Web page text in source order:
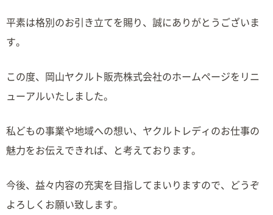
平素は格別のお引き立てを賜り、誠にありがとうございま
す。
この度、岡山ヤクルト販売株式会社のホームページをリニ
ューアルいたしました。
私どもの事業や地域への想い、ヤクルトレディのお仕事の
魅力をお伝えできれば、と考えております。
今後、益々内容の充実を目指してまいりますので、どうぞ
よろしくお願い致します。